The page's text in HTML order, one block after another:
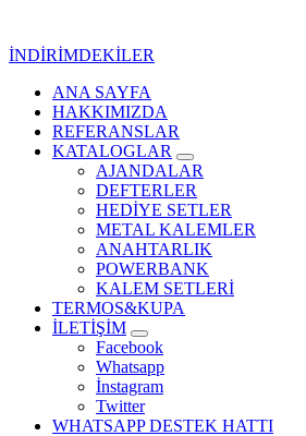
İNDİRİMDEKİLER
Kurumsal Promosyon-Hediyelik
ANA SAYFA
HAKKIMIZDA
REFERANSLAR
KATALOGLAR
AJANDALAR
DEFTERLER
HEDİYE SETLER
METAL KALEMLER
ANAHTARLIK
POWERBANK
KALEM SETLERİ
TERMOS&KUPA
İLETİŞİM
Facebook
Whatsapp
İnstagram
Twitter
WHATSAPP DESTEK HATTI